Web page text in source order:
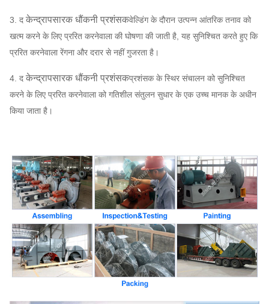
42CrMo, स्टेनलेस स्टील
...
सहनशीलता
FAG, SKF, NSK,
अवयव
सिस्टम बेस फ्रेम, सुरक्षात्मक स्क्रीनिंग, साइलेंसर,
इनलेट और आउटलेट पाइपलाइन कम्पेसाटर,
वाइब्रेटिंग सेंसर, सॉफ्ट स्टार्टर, इन्वर्टर, स्पेशल
इलेक्ट्रिकल मोटर, सिस्टम मॉनिटरिंग इंस्ट्रूमेंट, ल्यूब
सिस्टम, ओवरहेड ल्यूब टैंक आदि।
3. द केन्द्रापसारक धौंकनी प्रशंसकवेल्डिंग के दौरान उत्पन्न आंतरिक तनाव को
खत्म करने के लिए प्ररित करनेवाला की घोषणा की जाती है, यह सुनिश्चित करते हुए कि
प्ररित करनेवाला रेंगना और दरार से नहीं गुजरता है।
4. द केन्द्रापसारक धौंकनी प्रशंसकप्रशंसक के स्थिर संचालन को सुनिश्चित
करने के लिए प्ररित करनेवाला को गतिशील संतुलन सुधार के एक उच्च मानक के अधीन
किया जाता है।